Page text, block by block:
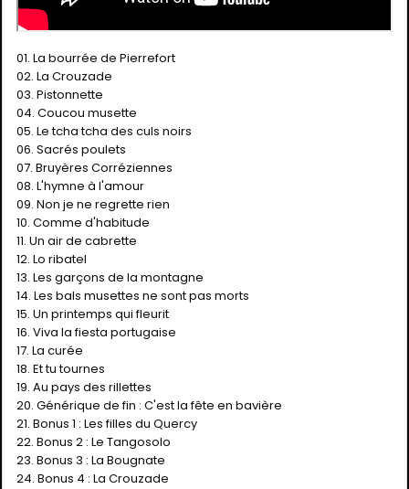
01. La bourrée de Pierrefort
02. La Crouzade
03. Pistonnette
04. Coucou musette
05. Le tcha tcha des culs noirs
06. Sacrés poulets
07. Bruyères Corréziennes
08. L'hymne à l'amour
09. Non je ne regrette rien
10. Comme d'habitude
11. Un air de cabrette
12. Lo ribatel
13. Les garçons de la montagne
14. Les bals musettes ne sont pas morts
15. Un printemps qui fleurit
16. Viva la fiesta portugaise
17. La curée
18. Et tu tournes
19. Au pays des rillettes
20. Générique de fin : C'est la fête en bavière
21. Bonus 1 : Les filles du Quercy
22. Bonus 2 : Le Tangosolo
23. Bonus 3 : La Bougnate
24. Bonus 4 : La Crouzade